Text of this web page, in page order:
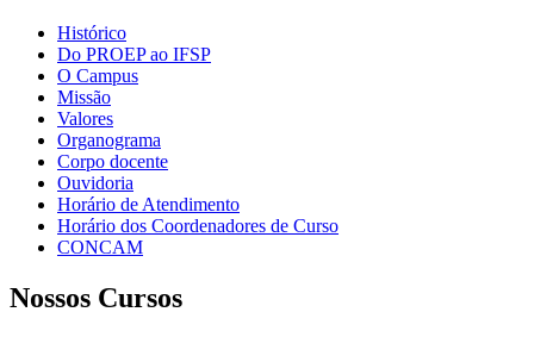
Histórico
Do PROEP ao IFSP
O Campus
Missão
Valores
Organograma
Corpo docente
Ouvidoria
Horário de Atendimento
Horário dos Coordenadores de Curso
CONCAM
Nossos Cursos